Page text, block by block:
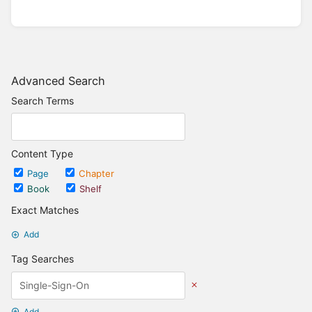
Advanced Search
Search Terms
Content Type
Page
Chapter
Book
Shelf
Exact Matches
Add
Tag Searches